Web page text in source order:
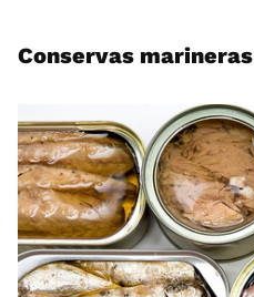
Conservas marineras